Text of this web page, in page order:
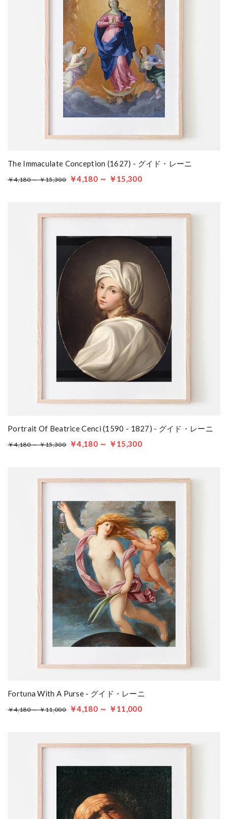
The Immaculate Conception (1627) - グイド・レーニ
￥4,180 ～ ￥15,300 ￥4,180 ～ ￥15,300
Portrait Of Beatrice Cenci (1590 - 1827) - グイド・レーニ
￥4,180 ～ ￥15,300 ￥4,180 ～ ￥15,300
Fortuna With A Purse - グイド・レーニ
￥4,180 ～ ￥11,000 ￥4,180 ～ ￥11,000